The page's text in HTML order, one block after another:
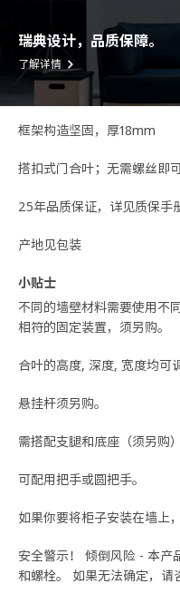
瑞典设计，品质保障。
了解详情
框架构造坚固，厚18mm
搭扣式门合叶；无需螺丝即
25年品质保证，详见质保手
产地见包装
小贴士
不同的墙壁材料需要使用不
相符的固定装置，须另购。
合叶的高度, 深度, 宽度均可
悬挂杆须另购。
需搭配支腿和底座（须另购）
可配用把手或圆把手。
如果你要将柜子安装在墙上
安全警示！ 倾倒风险 - 本产
和螺栓。 如果无法确定，请